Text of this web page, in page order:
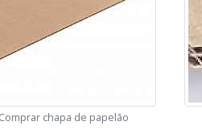
chapa de papelão